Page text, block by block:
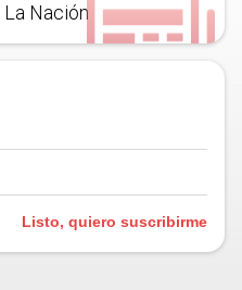
Nación
Listo, quiero suscribirme